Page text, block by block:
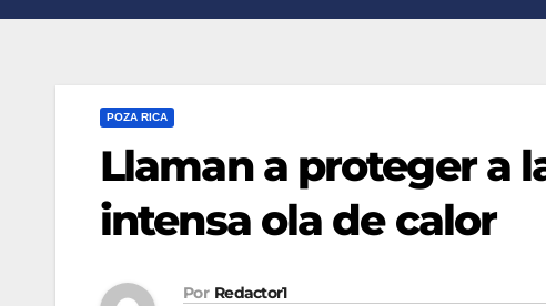
POZA RICA
Llaman a proteger a
intensa ola de calor
Por Redactor1